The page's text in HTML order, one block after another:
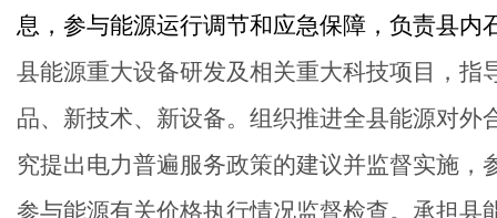
息，参与能源运行调节和应急保障，负责县内
县能源重大设备研发及相关重大科技项目，
品、新技术、新设备。组织推进全县能源对
究提出电力普遍服务政策的建议并监督实施
参与能源有关价格执行情况监督检查。承担